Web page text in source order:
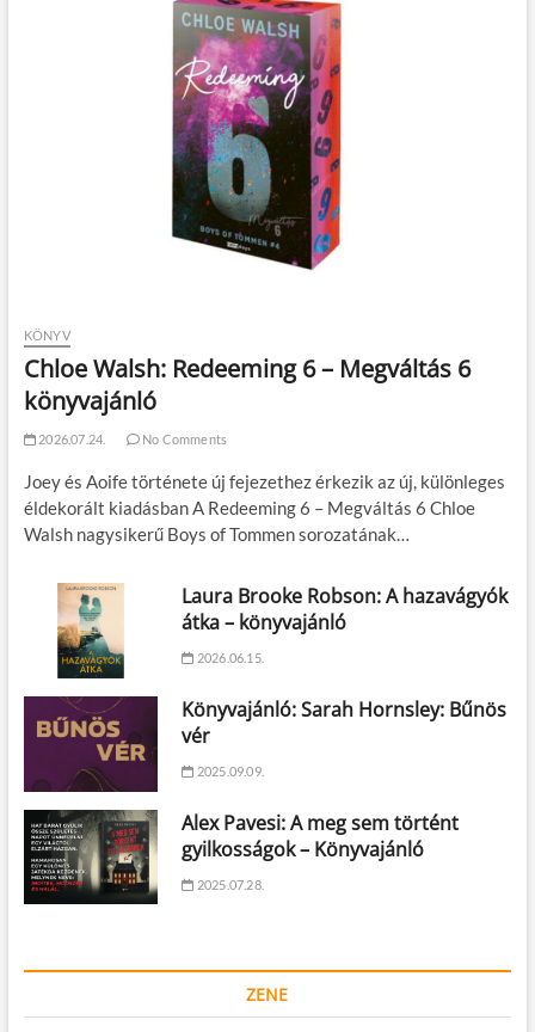
KÖNYV
Chloe Walsh: Redeeming 6 – Megváltás 6
könyvajánló
2026.07.24. No Comments
Joey és Aoife története új fejezethez érkezik az új, különleges
éldekorált kiadásban A Redeeming 6 – Megváltás 6 Chloe
Walsh nagysikerű Boys of Tommen sorozatának…
Laura Brooke Robson: A hazavágyók
átka – könyvajánló
2026.06.15.
Könyvajánló: Sarah Hornsley: Bűnös
vér
2025.09.09.
Alex Pavesi: A meg sem történt
gyilkosságok – Könyvajánló
2025.07.28.
ZENE